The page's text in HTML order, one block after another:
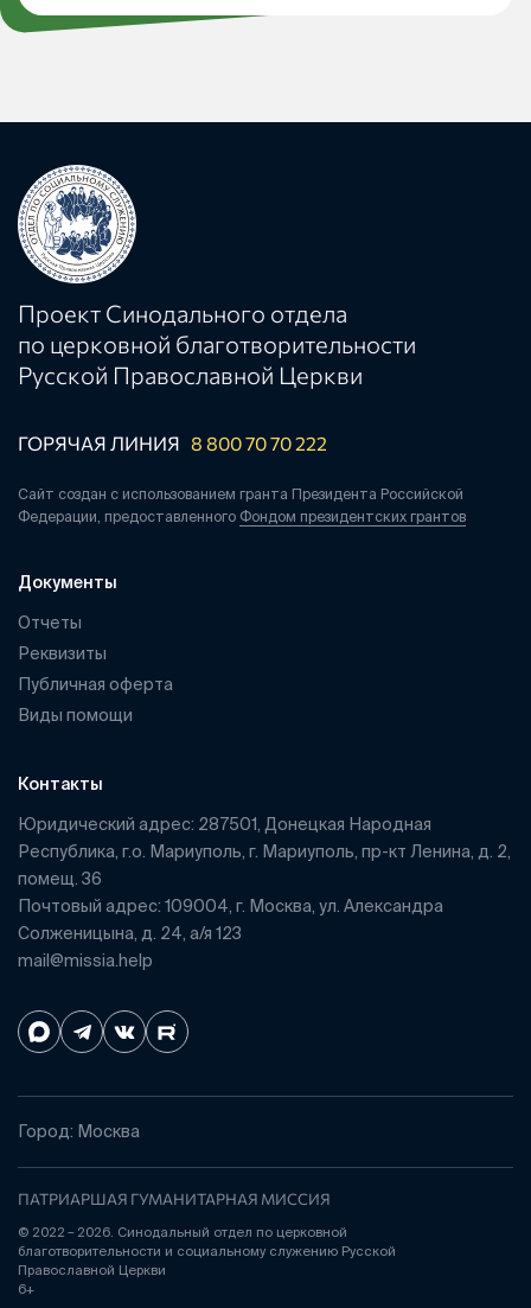
Проект Синодального отдела
по церковной благотворительности
Русской Православной Церкви
ГОРЯЧАЯ ЛИНИЯ 8 800 70 70 222
Сайт создан с использованием гранта Президента Российской
Федерации, предоставленного Фондом президентских грантов
Документы
Отчеты
Реквизиты
Публичная оферта
Виды помощи
Контакты
Юридический адрес: 287501, Донецкая Народная
Республика, г.о. Мариуполь, г. Мариуполь, пр-кт Ленина, д. 2,
помещ. 36
Почтовый адрес: 109004, г. Москва, ул. Александра
Солженицына, д. 24, а/я 123
mail@missia.help
Город: Москва
ПАТРИАРШАЯ ГУМАНИТАРНАЯ МИССИЯ
© 2022 – 2026. Синодальный отдел по церковной
благотворительности и социальному служению Русской
Православной Церкви
6+